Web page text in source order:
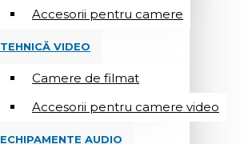
Accesorii pentru camere
TEHNICĂ VIDEO
Camere de filmat
Accesorii pentru camere video
ECHIPAMENTE AUDIO